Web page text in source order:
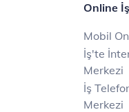
Online
Mobil
İş'te
Merkezi
İş
Merkezi